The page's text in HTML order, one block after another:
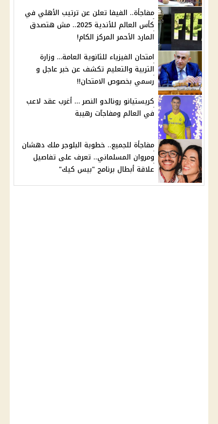
مفاجأة.. الفيفا تعلن عن ترتيب الأهلي في
كأس العالم للأندية 2025.. مش هتصدق
المارد الأحمر المركز الكام!
امتحان الفيزياء للثانوية العامة… وزارة
التربية والتعليم تكشف عن خبر عاجل و
رسمي بخصوص الامتحان!!
كريستيانو رونالدو النصر … أغرب عقد لاعب
في العالم ومفاجآت رهيبة
مفاجأة للجميع.. خطوبة البلوجر ملك دهشان
ومروان المسلماني.. تعرف على تفاصيل
علاقة أبطال برنامج "بيس كيك"